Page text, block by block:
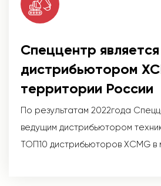
Спеццентр
дистрибьютором
территории России
По результатам 2022года
ведущим дистрибьютором
ТОП10 дистрибьюторов XCMG в